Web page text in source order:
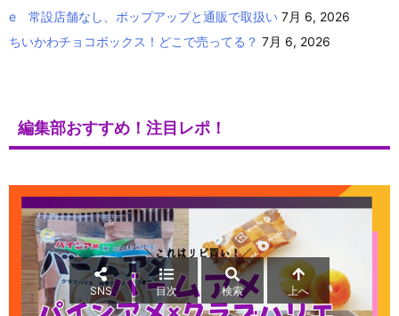
e 常設店舗なし、ポップアップと通販で取扱い 7月 6, 2026
ちいかわチョコボックス！どこで売ってる？ 7月 6, 2026
編集部おすすめ！注目レポ！
SNS 目次 検索 上へ